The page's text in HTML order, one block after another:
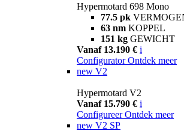
Hypermotard 698 Mono
77.5 pk
63 nm KOPPEL
151 kg GEWICHT
Vanaf 13.190 € i
Configurator Ontdek meer
new V2
Hypermotard V2
Vanaf 15.790 € i
Configureer Ontdek meer
new V2 SP